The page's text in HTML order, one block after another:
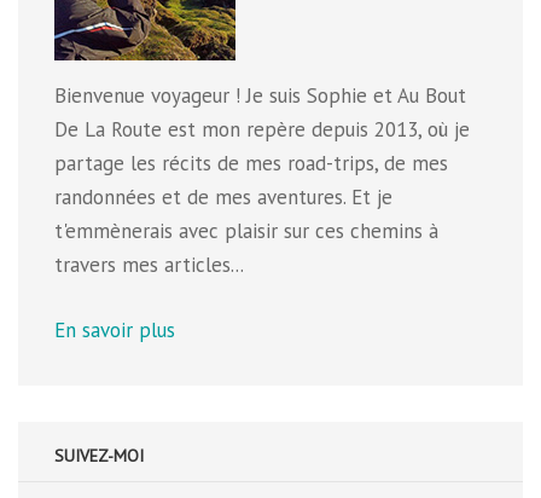
Bienvenue voyageur ! Je suis Sophie et Au Bout
De La Route est mon repère depuis 2013, où je
partage les récits de mes road-trips, de mes
randonnées et de mes aventures. Et je
t'emmènerais avec plaisir sur ces chemins à
travers mes articles...
En savoir plus
SUIVEZ-MOI